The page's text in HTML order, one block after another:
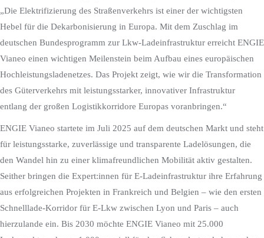
„Die Elektrifizierung des Straßenverkehrs ist einer der wichtigsten
Hebel für die Dekarbonisierung in Europa. Mit dem Zuschlag im
deutschen Bundesprogramm zur Lkw-Ladeinfrastruktur erreicht ENGIE
Vianeo einen wichtigen Meilenstein beim Aufbau eines europäischen
Hochleistungsladenetzes. Das Projekt zeigt, wie wir die Transformation
des Güterverkehrs mit leistungsstarker, innovativer Infrastruktur
entlang der großen Logistikkorridore Europas voranbringen.“
ENGIE Vianeo startete im Juli 2025 auf dem deutschen Markt und steht
für leistungsstarke, zuverlässige und transparente Ladelösungen, die
den Wandel hin zu einer klimafreundlichen Mobilität aktiv gestalten.
Seither bringen die Expert:innen für E-Ladeinfrastruktur ihre Erfahrung
aus erfolgreichen Projekten in Frankreich und Belgien – wie den ersten
Schnelllade-Korridor für E-Lkw zwischen Lyon und Paris – auch
hierzulande ein. Bis 2030 möchte ENGIE Vianeo mit 25.000